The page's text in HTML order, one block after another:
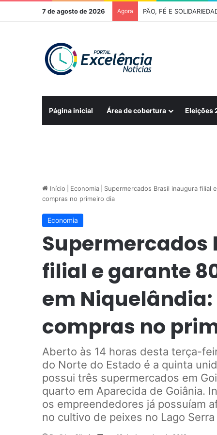
7 de agosto de 2026 Agora FÉ E TRADIÇÃO –
Página inicial Área de cobertura Eleições
Início Economia
Supermercados Brasil inaugura filial
compras no primeiro dia
Economia
filial e garante
em
compras no
Aberto às 14 horas desta terça-
do Norte do Estado é a quinta
possui três supermercados em
quarto em Aparecida de Goiânia.
os empreendedores já possuíam
no cultivo de peixes no Lago